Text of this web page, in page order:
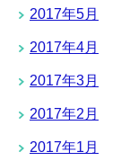
2017年5月
2017年4月
2017年3月
2017年2月
2017年1月